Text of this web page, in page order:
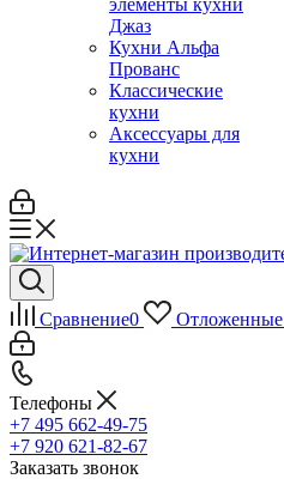
элементы кухни
Джаз
Кухни Альфа
Прованс
Классические
кухни
Аксессуары для
кухни
Сравнение0 Отложенные
Телефоны
+7 495 662-49-75
+7 920 621-82-67
Заказать звонок